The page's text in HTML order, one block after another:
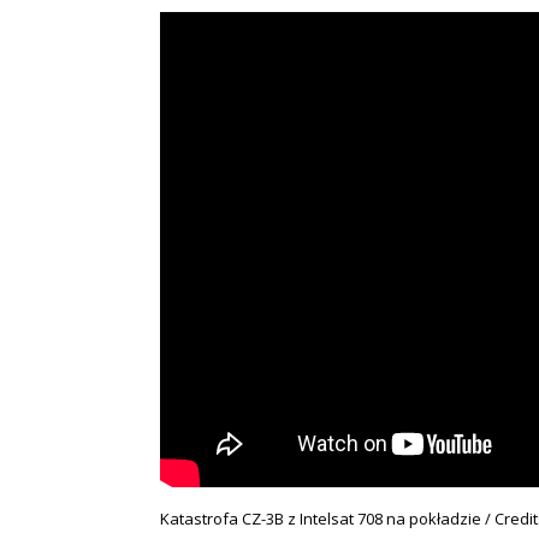
Katastrofa CZ-3B z Intelsat 708 na pokładzie /